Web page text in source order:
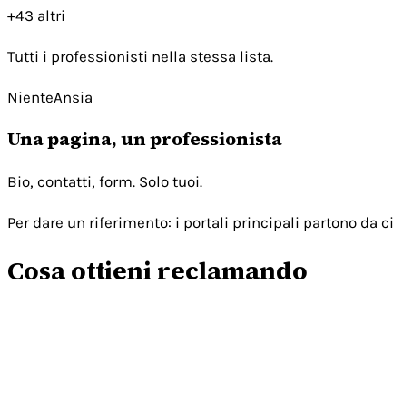
+43 altri
Tutti i professionisti nella stessa lista.
NienteAnsia
Una pagina, un professionista
Bio, contatti, form. Solo tuoi.
Per dare un riferimento: i portali principali partono da
Cosa ottieni reclamando